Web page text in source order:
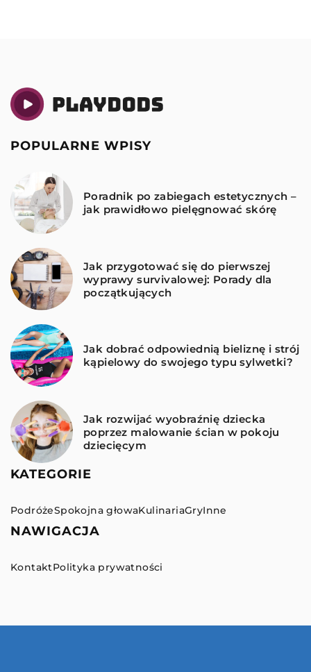
POPULARNE WPISY
Poradnik po zabiegach estetycznych –
jak prawidłowo pielęgnować skórę
Jak przygotować się do pierwszej
wyprawy survivalowej: Porady dla
początkujących
Jak dobrać odpowiednią bieliznę i strój
kąpielowy do swojego typu sylwetki?
Jak rozwijać wyobraźnię dziecka
poprzez malowanie ścian w pokoju
dziecięcym
KATEGORIE
PodróżeSpokojna głowaKulinariaGryInne
NAWIGACJA
KontaktPolityka prywatności